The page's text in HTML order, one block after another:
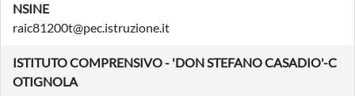
NSINE
raic81200t@pec.istruzione.it
ISTITUTO COMPRENSIVO - 'DON STEFANO CASADIO'-C
OTIGNOLA